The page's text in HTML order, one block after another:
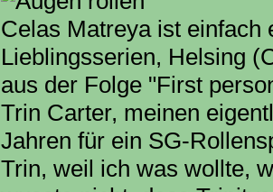
Celas Matreya ist einfach
Lieblingsserien, Helsing
aus der Folge "First
Trin Carter, meinen
Jahren für ein SG-
Trin, weil ich was wollte,